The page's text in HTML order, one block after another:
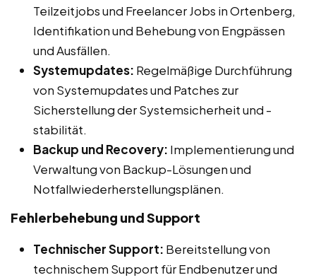
Teilzeitjobs und Freelancer Jobs in Ortenberg,
Identifikation und Behebung von Engpässen
und Ausfällen.
Systemupdates: Regelmäßige Durchführung
von Systemupdates und Patches zur
Sicherstellung der Systemsicherheit und -
stabilität.
Backup und Recovery: Implementierung und
Verwaltung von Backup-Lösungen und
Notfallwiederherstellungsplänen.
Fehlerbehebung und Support
Technischer Support: Bereitstellung von
technischem Support für Endbenutzer und